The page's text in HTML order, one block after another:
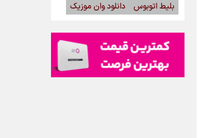
بلیط اتوبوس
دانلود وان موزیک